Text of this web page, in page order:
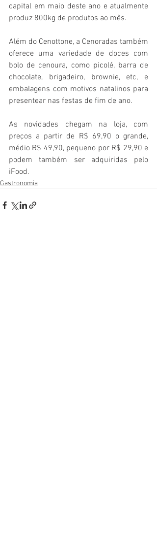
capital em maio deste ano e atualmente
produz 800kg de produtos ao mês.
Além do Cenottone, a Cenoradas também
oferece uma variedade de doces com
bolo de cenoura, como picolé, barra de
chocolate, brigadeiro, brownie, etc, e
embalagens com motivos natalinos para
presentear nas festas de fim de ano.
As novidades chegam na loja, com
preços a partir de R$ 69,90 o grande,
médio R$ 49,90, pequeno por R$ 29,90 e
podem também ser adquiridas pelo
iFood.
Gastronomia